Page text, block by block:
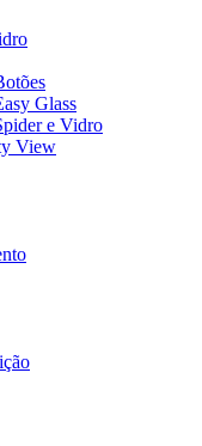
Glass
e Vidro
View